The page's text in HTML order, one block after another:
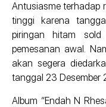
Antusiasme terhadap
tinggi karena
piringan hitam
pemesanan awal.
akan segera
tanggal 23 Desember
Album “Endah N